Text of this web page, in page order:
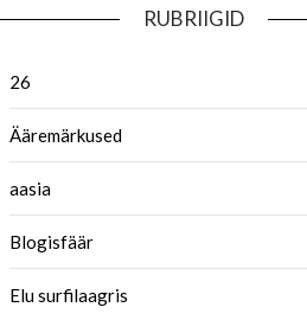
RUBRIIGID
26
Ääremärkused
aasia
Blogisfäär
Elu surfilaagris